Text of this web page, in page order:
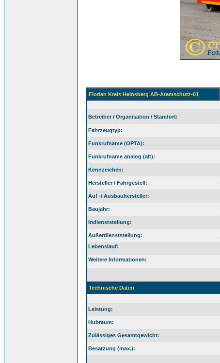
Florian Kreis Heinsberg AB-Atemschutz-01
Betreiber / Organisation / Standort:
Fahrzeugtyp:
Funkrufname (OPTA):
Funkrufname analog (alt):
Kennzeichen:
Hersteller / Fahrgestell:
Auf -/ Ausbauhersteller:
Baujahr:
Indienststellung:
Außerdienststellung:
Lebenslauf:
Weitere Informationen:
Technische Daten
Leistung:
Hubraum:
Zulässiges Gesamtgewicht:
Besatzung (max.):